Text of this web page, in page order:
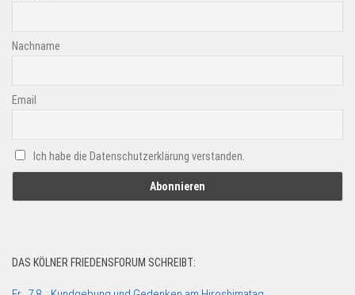
Nachname
Email
Ich habe die Datenschutzerklärung verstanden.
DAS KÖLNER FRIEDENSFORUM SCHREIBT: